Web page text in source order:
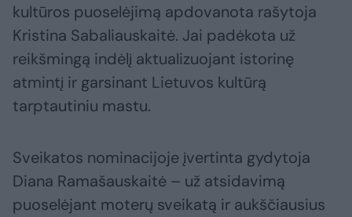
kultūros puoselėjimą apdovanota rašytoja
Kristina Sabaliauskaitė. Jai padėkota už
reikšmingą indėlį aktualizuojant istorinę
atmintį ir garsinant Lietuvos kultūrą
tarptautiniu mastu.
Sveikatos nominacijoje įvertinta gydytoja
Diana Ramašauskaitė – už atsidavimą
puoselėjant moterų sveikatą ir aukščiausius